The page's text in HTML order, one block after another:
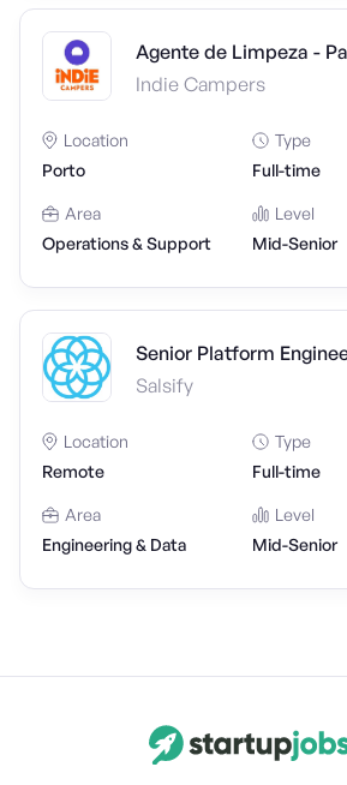
Agente de Limpeza -
Indie Campers
Location
Porto
Type
Full-time
Area
Operations & Support
Level
Mid-Senior
Senior Platform
Salsify
Location
Remote
Type
Full-time
Area
Engineering & Data
Level
Mid-Senior